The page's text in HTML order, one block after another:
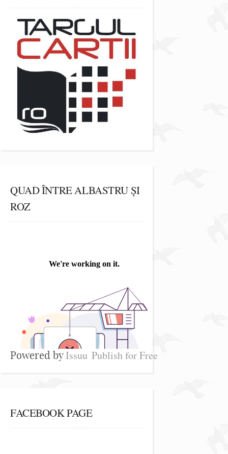
QUAD ÎNTRE ALBASTRU ȘI
ROZ
Powered byIssuu Publish for Free
FACEBOOK PAGE